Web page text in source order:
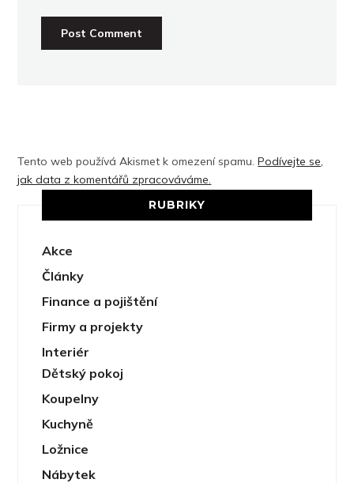
Tento web používá Akismet k omezení spamu.Podívejte se,
jak data z komentářů zpracováváme.
RUBRIKY
Akce
Články
Finance a pojištění
Firmy a projekty
Interiér
Dětský pokoj
Koupelny
Kuchyně
Ložnice
Nábytek